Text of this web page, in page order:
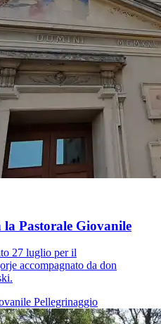
Pastorale Giovanile
27 luglio per il
accompagnato da don
Pellegrinaggio